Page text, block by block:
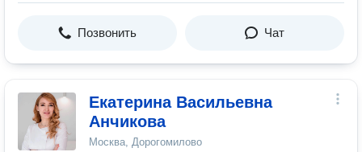
Позвонить Чат
Екатерина Васильевна
Анчикова
Москва, Дорогомилово